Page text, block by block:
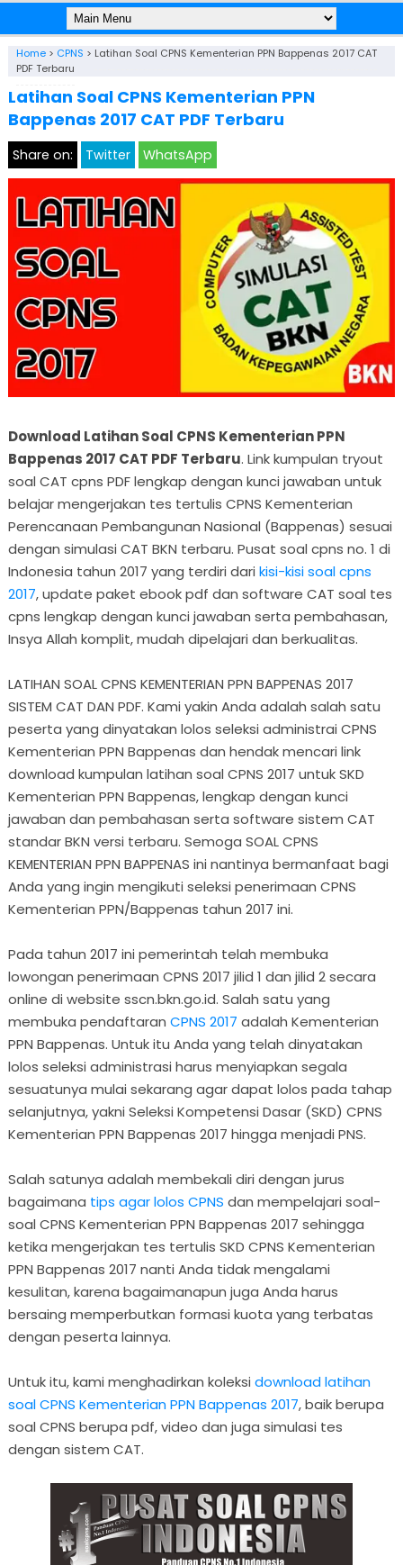
Home> CPNS > Latihan Soal CPNS Kementerian PPN Bappenas 2017 CAT
PDF Terbaru
Latihan Soal CPNS Kementerian PPN
Bappenas 2017 CAT PDF Terbaru
Share on: Twitter WhatsApp
Download Latihan Soal CPNS Kementerian PPN
Bappenas 2017 CAT PDF Terbaru. Link kumpulan tryout
soal CAT cpns PDF lengkap dengan kunci jawaban untuk
belajar mengerjakan tes tertulis CPNS Kementerian
Perencanaan Pembangunan Nasional (Bappenas) sesuai
dengan simulasi CAT BKN terbaru. Pusat soal cpns no. 1 di
Indonesia tahun 2017 yang terdiri dari kisi-kisi soal cpns
2017, update paket ebook pdf dan software CAT soal tes
cpns lengkap dengan kunci jawaban serta pembahasan,
Insya Allah komplit, mudah dipelajari dan berkualitas.
LATIHAN SOAL CPNS KEMENTERIAN PPN BAPPENAS 2017
SISTEM CAT DAN PDF. Kami yakin Anda adalah salah satu
peserta yang dinyatakan lolos seleksi administrai CPNS
Kementerian PPN Bappenas dan hendak mencari link
download kumpulan latihan soal CPNS 2017 untuk SKD
Kementerian PPN Bappenas, lengkap dengan kunci
jawaban dan pembahasan serta software sistem CAT
standar BKN versi terbaru. Semoga SOAL CPNS
KEMENTERIAN PPN BAPPENAS ini nantinya bermanfaat bagi
Anda yang ingin mengikuti seleksi penerimaan CPNS
Kementerian PPN/Bappenas tahun 2017 ini.
Pada tahun 2017 ini pemerintah telah membuka
lowongan penerimaan CPNS 2017 jilid 1 dan jilid 2 secara
online di website sscn.bkn.go.id. Salah satu yang
membuka pendaftaran CPNS 2017 adalah Kementerian
PPN Bappenas. Untuk itu Anda yang telah dinyatakan
lolos seleksi administrasi harus menyiapkan segala
sesuatunya mulai sekarang agar dapat lolos pada tahap
selanjutnya, yakni Seleksi Kompetensi Dasar (SKD) CPNS
Kementerian PPN Bappenas 2017 hingga menjadi PNS.
Salah satunya adalah membekali diri dengan jurus
bagaimana tips agar lolos CPNS dan mempelajari soal-
soal CPNS Kementerian PPN Bappenas 2017 sehingga
ketika mengerjakan tes tertulis SKD CPNS Kementerian
PPN Bappenas 2017 nanti Anda tidak mengalami
kesulitan, karena bagaimanapun juga Anda harus
bersaing memperbutkan formasi kuota yang terbatas
dengan peserta lainnya.
Untuk itu, kami menghadirkan koleksi download latihan
soal CPNS Kementerian PPN Bappenas 2017, baik berupa
soal CPNS berupa pdf, video dan juga simulasi tes
dengan sistem CAT.